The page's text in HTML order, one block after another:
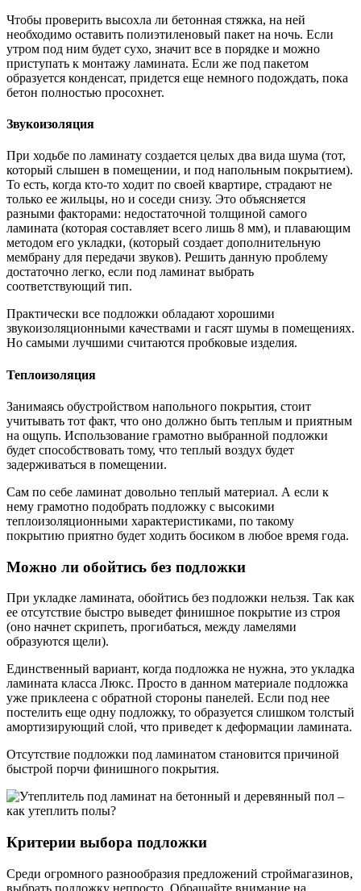
Чтобы проверить высохла ли бетонная стяжка, на ней
необходимо оставить полиэтиленовый пакет на ночь. Если
утром под ним будет сухо, значит все в порядке и можно
приступать к монтажу ламината. Если же под пакетом
образуется конденсат, придется еще немного подождать, пока
бетон полностью просохнет.
Звукоизоляция
При ходьбе по ламинату создается целых два вида шума (тот,
который слышен в помещении, и под напольным покрытием).
То есть, когда кто-то ходит по своей квартире, страдают не
только ее жильцы, но и соседи снизу. Это объясняется
разными факторами: недостаточной толщиной самого
ламината (которая составляет всего лишь 8 мм), и плавающим
методом его укладки, (который создает дополнительную
мембрану для передачи звуков). Решить данную проблему
достаточно легко, если под ламинат выбрать
соответствующий тип.
Практически все подложки обладают хорошими
звукоизоляционными качествами и гасят шумы в помещениях.
Но самыми лучшими считаются пробковые изделия.
Теплоизоляция
Занимаясь обустройством напольного покрытия, стоит
учитывать тот факт, что оно должно быть теплым и приятным
на ощупь. Использование грамотно выбранной подложки
будет способствовать тому, что теплый воздух будет
задерживаться в помещении.
Сам по себе ламинат довольно теплый материал. А если к
нему грамотно подобрать подложку с высокими
теплоизоляционными характеристиками, по такому
покрытию приятно будет ходить босиком в любое время года.
Можно ли обойтись без подложки
При укладке ламината, обойтись без подложки нельзя. Так как
ее отсутствие быстро выведет финишное покрытие из строя
(оно начнет скрипеть, прогибаться, между ламелями
образуются щели).
Единственный вариант, когда подложка не нужна, это укладка
ламината класса Люкс. Просто в данном материале подложка
уже приклеена с обратной стороны панелей. Если под нее
постелить еще одну подложку, то образуется слишком толстый
амортизирующий слой, что приведет к деформации ламината.
Отсутствие подложки под ламинатом становится причиной
быстрой порчи финишного покрытия.
Критерии выбора подложки
Среди огромного разнообразия предложений строймагазинов,
выбрать подложку непросто. Обращайте внимание на